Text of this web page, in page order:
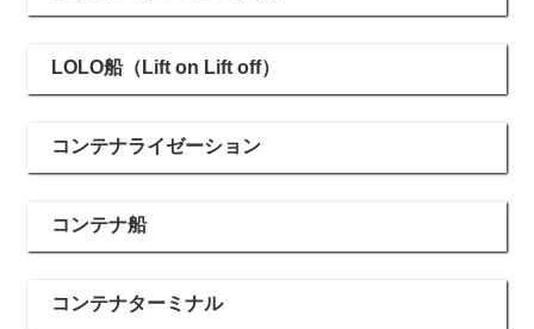
LOLO船（Lift on Lift off）
コンテナライゼーション
コンテナ船
コンテナターミナル